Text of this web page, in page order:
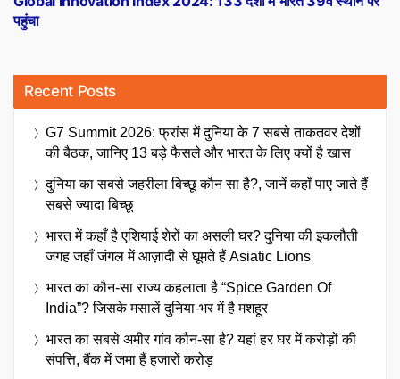
पहुंचा
Recent Posts
G7 Summit 2026: फ्रांस में दुनिया के 7 सबसे ताकतवर देशों
की बैठक, जानिए 13 बड़े फैसले और भारत के लिए क्यों है खास
दुनिया का सबसे जहरीला बिच्छू कौन सा है?, जानें कहाँ पाए जाते हैं
सबसे ज्यादा बिच्छू
भारत में कहाँ है एशियाई शेरों का असली घर? दुनिया की इकलौती
जगह जहाँ जंगल में आज़ादी से घूमते हैं Asiatic Lions
भारत का कौन-सा राज्य कहलाता है “Spice Garden Of
India”? जिसके मसालें दुनिया-भर में है मशहूर
भारत का सबसे अमीर गांव कौन-सा है? यहां हर घर में करोड़ों की
संपत्ति, बैंक में जमा हैं हजारों करोड़